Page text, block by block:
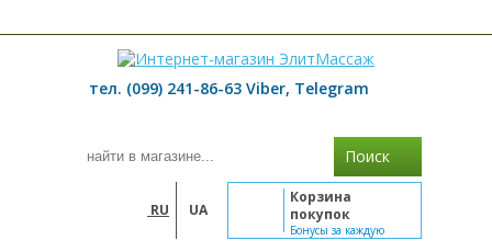
тел. (099) 241-86-63 Viber, Telegram
Поиск
RU UA
Корзина
покупок
Бонусы за каждую
покупку